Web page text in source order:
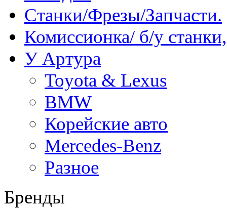
Станки/Фрезы/Запчасти.
Комиссионка/ б/у
У Артура
Toyota & Lexus
BMW
Корейские авто
Mercedes-Benz
Разное
Бренды